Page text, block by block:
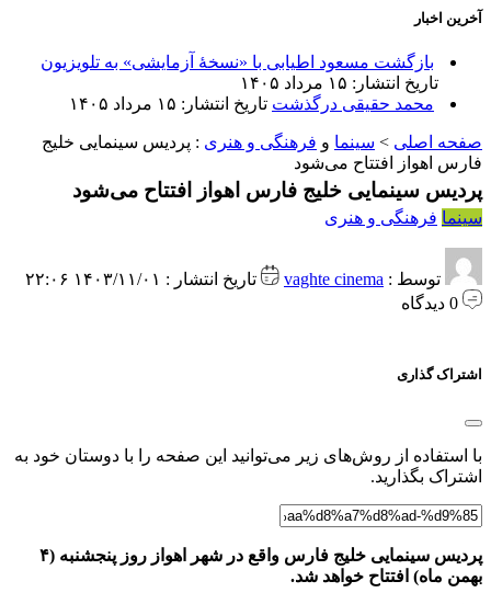
آخرین اخبار
بازگشت مسعود اطیابی با «نسخهٔ آزمایشی» به تلویزیون
تاریخ انتشار: ۱۵ مرداد ۱۴۰۵
محمد حقیقی درگذشت تاریخ انتشار: ۱۵ مرداد ۱۴۰۵
صفحه اصلی > سینما و فرهنگی و هنری : پردیس سینمایی خلیج
فارس اهواز افتتاح می‌شود
پردیس سینمایی خلیج فارس اهواز افتتاح می‌شود
سینما فرهنگی و هنری
توسط : vaghte cinema
تاریخ انتشار : ۱۴۰۳/۱۱/۰۱ ۲۲:۰۶
اشتراک گذاری
با استفاده از روش‌های زیر می‌توانید این صفحه را با دوستان خود به
اشتراک بگذارید.
پردیس سینمایی خلیج فارس واقع در شهر اهواز روز پنجشنبه (۴
بهمن ماه) افتتاح خواهد شد.